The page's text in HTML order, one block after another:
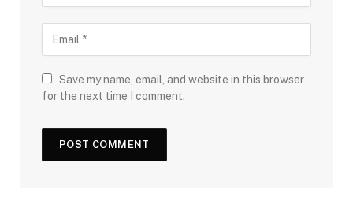
Save my name, email, and website in this browser
for the next time I comment.